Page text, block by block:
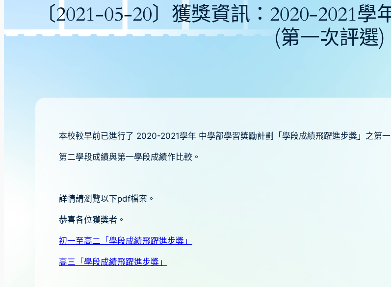
〔2021-05-20〕獲獎資訊：2020-2021
(第一次評選)
本校較早前已進行了 2020-2021學年 中學部學習獎勵計劃「學段成績飛躍進步獎」之第一
第二學段成績與第一學段成績作比較。
詳情請瀏覽以下pdf檔案。
恭喜各位獲獎者。
初一至高二「學段成績飛躍進步獎」
高三「學段成績飛躍進步獎」